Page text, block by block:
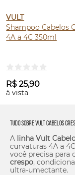
VULT
Shampoo Cabelos
4A a 4C 350ml
R$ 25,90
à vista
Tudo sobre Vult Cabelos
A linha Vult
curvaturas 4A a
você precisa para
crespo,
ultra-umectante.